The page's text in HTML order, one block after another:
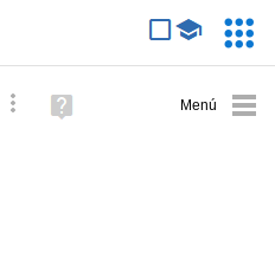
Búsqueda avanzada
Ayuda
(en